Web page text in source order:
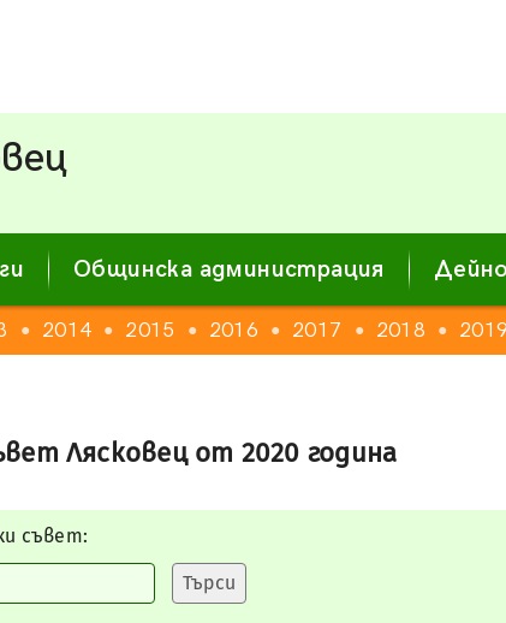
Общинска администрация
● 2014 ● 2015 ● 2016 ● 2017 ● 2018 ● 2019
Лясковец от 2020 година
съвет: